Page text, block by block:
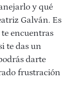
y qué
Galván. Es
encuentras
te das un
darte
frustración